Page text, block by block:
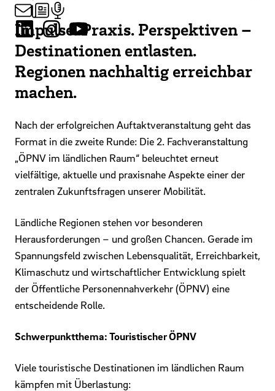
Impulse. Praxis. Perspektiven –
Destinationen entlasten.
Regionen nachhaltig erreichbar
machen.
Nach der erfolgreichen Auftaktveranstaltung geht das
Format in die zweite Runde: Die 2. Fachveranstaltung
„ÖPNV im ländlichen Raum“ beleuchtet erneut
vielfältige, aktuelle und praxisnahe Aspekte einer der
zentralen Zukunftsfragen unserer Mobilität.
Ländliche Regionen stehen vor besonderen
Herausforderungen – und großen Chancen. Gerade im
Spannungsfeld zwischen Lebensqualität, Erreichbarkeit,
Klimaschutz und wirtschaftlicher Entwicklung spielt
der Öffentliche Personennahverkehr (ÖPNV) eine
entscheidende Rolle.
Schwerpunktthema: Touristischer ÖPNV
Viele touristische Destinationen im ländlichen Raum
kämpfen mit Überlastung: